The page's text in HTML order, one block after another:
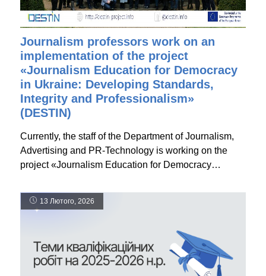
Journalism professors work on an
implementation of the project
«Journalism Education for Democracy
in Ukraine: Developing Standards,
Integrity and Professionalism»
(DESTIN)
Currently, the staff of the Department of Journalism,
Advertising and PR-Technology is working on the
project «Journalism Education for Democracy…
13 Лютого, 2026